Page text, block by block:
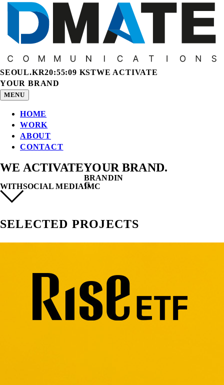
SEOUL.KR20:55:10 KSTWE ACTIVATE
YOUR BRAND
MENU
HOME
WORK
ABOUT
CONTACT
WE ACTIVATEYOUR BRAND.
WITHSOCIAL MEDIA
IM
C
PERFORMANCE
SELECTED PROJECTS